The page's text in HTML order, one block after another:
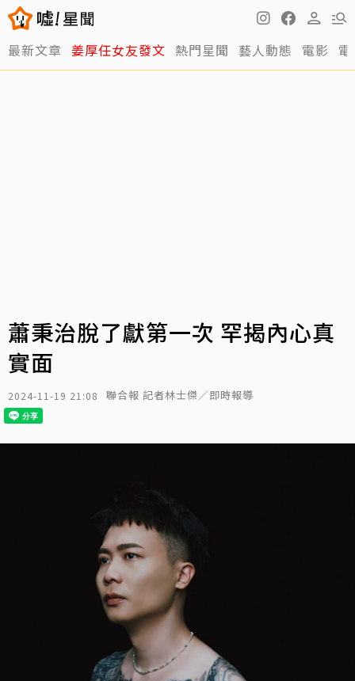
最新文章 姜厚任女友發文 熱門星聞 藝人動態 電影
蕭秉治脫了獻第一次 罕揭內心真
實面
2024-11-19 21:08 聯合報 記者林士傑／即時報導